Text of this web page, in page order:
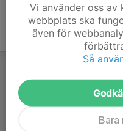
Vi använder oss
webbplats ska
även för
Så
Bara